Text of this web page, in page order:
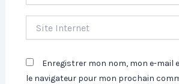
Internet
Enregistrer mon nom, mon e-mail
le navigateur pour mon prochain